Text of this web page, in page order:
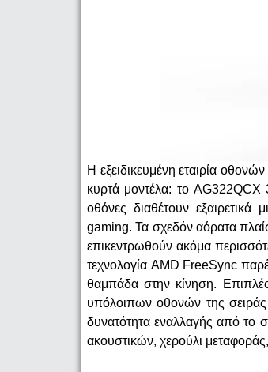
Η εξειδικευμένη εταιρία οθονών
κυρτά μοντέλα: το AG322QCX
οθόνες διαθέτουν εξαιρετικά
gaming. Τα σχεδόν αόρατα
επικεντρωθούν ακόμα
τεχνολογία AMD FreeSync
θαμπάδα στην κίνηση.
υπόλοιπων οθονών της σειράς
δυνατότητα εναλλαγής από το
ακουστικών, χερούλι